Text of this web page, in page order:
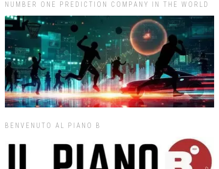
NUMBER ONE PREDICTION COMPANY IN THE WORLD
BENVENUTO AL PIANO B